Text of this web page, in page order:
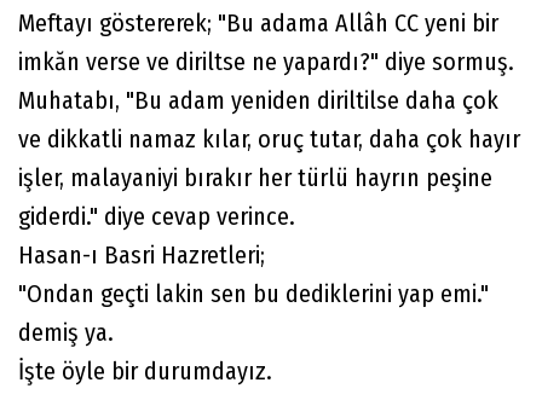
Meftayı göstererek; "Bu adama Allâh CC yeni bir
imkăn verse ve diriltse ne yapardı?" diye sormuş.
Muhatabı, "Bu adam yeniden diriltilse daha çok
ve dikkatli namaz kılar, oruç tutar, daha çok hayır
işler, malayaniyi bırakır her türlü hayrın peşine
giderdi." diye cevap verince.
Hasan-ı Basri Hazretleri;
"Ondan geçti lakin sen bu dediklerini yap emi."
demiş ya.
İşte öyle bir durumdayız.